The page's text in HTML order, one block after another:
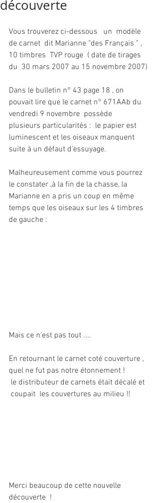
découverte
Vous trouverez ci-dessous   un  modèle
de carnet  dit Marianne "des Français " ,
10 timbres  TVP rouge  ( date de tirages
du  30 mars 2007 au 15 novembre 2007)
Dans le bulletin n° 43 page 18 , on
pouvait lire que le carnet n° 671AAb du
vendredi 9 novembre  possède
plusieurs particularités :  le papier est
luminescent et les oiseaux manquent
suite à un défaut d'essuyage.
Malheureusement comme vous pourrez
le constater ,à la fin de la chasse, la
Marianne en a pris un coup en même
temps que les oiseaux sur les 4 timbres
de gauche :
Mais ce n'est pas tout ....
En retournant le carnet coté couverture ,
quel ne fut pas notre étonnement !
coupait  les couvertures au milieu !!
Merci beaucoup de cette nouvelle
découverte  !